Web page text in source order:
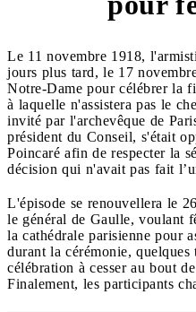
Le 11 novembre 1918,
jours plus tard, le 17
Notre-Dame pour célébrer la
à laquelle n'assistera pas le
invité par l'archevêque de
président du Conseil, s'était
Poincaré afin de respecter la
décision qui n'avait pas fait
L'épisode se renouvellera le
le général de Gaulle, voulant
la cathédrale parisienne pour
durant la cérémonie,
célébration à cesser au bout
Finalement, les participants